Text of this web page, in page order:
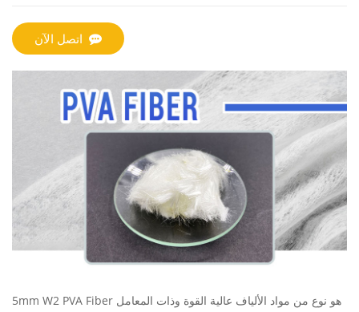
اتصل الآن
5mm W2 PVA Fiber هو نوع من مواد الألياف عالية القوة وذات المعامل